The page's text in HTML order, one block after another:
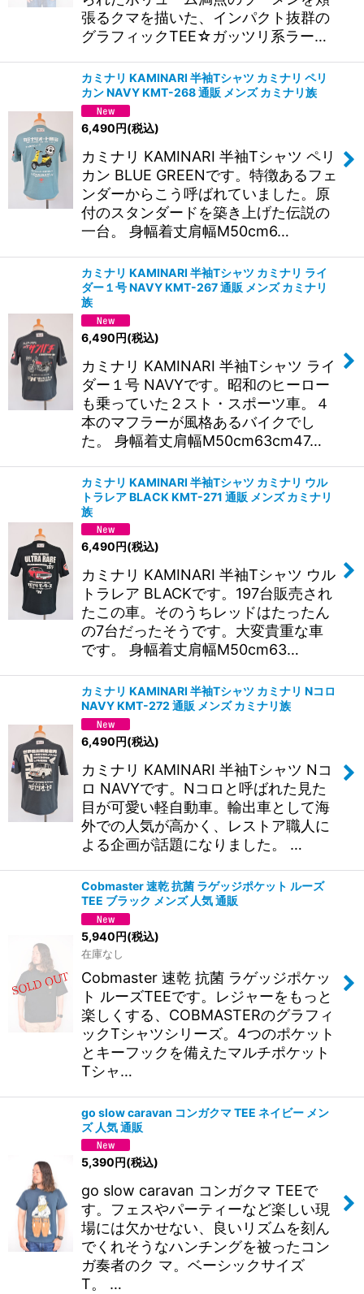
張るクマを描いた、インパクト抜群の
グラフィックTEE☆ガッツリ系ラー…
カミナリ KAMINARI 半袖Tシャツ カミナリ ペリ
カン NAVY KMT-268 通販 メンズ カミナリ族
6,490円(税込)
カミナリ KAMINARI 半袖Tシャツ ペリ
カン BLUE GREENです。特徴あるフェ
ンダーからこう呼ばれていました。原
付のスタンダードを築き上げた伝説の
一台。 身幅着丈肩幅M50cm6…
カミナリ KAMINARI 半袖Tシャツ カミナリ ライ
ダー１号 NAVY KMT-267 通販 メンズ カミナリ
族
6,490円(税込)
カミナリ KAMINARI 半袖Tシャツ ライ
ダー１号 NAVYです。昭和のヒーロー
も乗っていた２スト・スポーツ車。４
本のマフラーが風格あるバイクでし
た。 身幅着丈肩幅M50cm63cm47…
カミナリ KAMINARI 半袖Tシャツ カミナリ ウル
トラレア BLACK KMT-271 通販 メンズ カミナリ
族
6,490円(税込)
カミナリ KAMINARI 半袖Tシャツ ウル
トラレア BLACKです。197台販売され
たこの車。そのうちレッドはたったん
の7台だったそうです。大変貴重な車
です。 身幅着丈肩幅M50cm63…
カミナリ KAMINARI 半袖Tシャツ カミナリ Nコロ
NAVY KMT-272 通販 メンズ カミナリ族
6,490円(税込)
カミナリ KAMINARI 半袖Tシャツ Nコ
ロ NAVYです。Nコロと呼ばれた見た
目が可愛い軽自動車。輸出車として海
外での人気が高かく、レストア職人に
よる企画が話題になりました。 …
Cobmaster 速乾 抗菌 ラゲッジポケット ルーズ
TEE ブラック メンズ 人気 通販
5,940円(税込)
在庫なし
Cobmaster 速乾 抗菌 ラゲッジポケッ
ト ルーズTEEです。レジャーをもっと
楽しくする、COBMASTERのグラフィ
ックTシャツシリーズ。4つのポケット
とキーフックを備えたマルチポケット
Tシャ…
go slow caravan コンガクマ TEE ネイビー メン
ズ 人気 通販
5,390円(税込)
go slow caravan コンガクマ TEEで
す。フェスやパーティーなど楽しい現
場には欠かせない、良いリズムを刻ん
でくれそうなハンチングを被ったコン
ガ奏者のク マ。ベーシックサイズ
T。 …